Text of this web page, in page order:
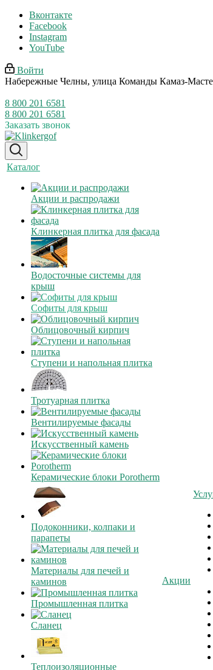
Вконтакте
Facebook
Instagram
YouTube
Войти
Набережные Челны, улица Команды Камаз-
8 800 201 6581
8 800 201 6581
Заказать звонок
Каталог
Акции и распродажи
Клинкерная плитка для фасада
Водосточные системы для
крыш
Софиты для крыш
Облицовочный кирпич
Ступени и напольная плитка
Тротуарная плитка
Вентилируемые фасады
Искусственный камень
Керамические блоки Porotherm
Подоконники, колпаки и
парапеты
Материалы для печей и
каминов
Промышленная плитка
Сланец
Теплоизоляционные
Акции